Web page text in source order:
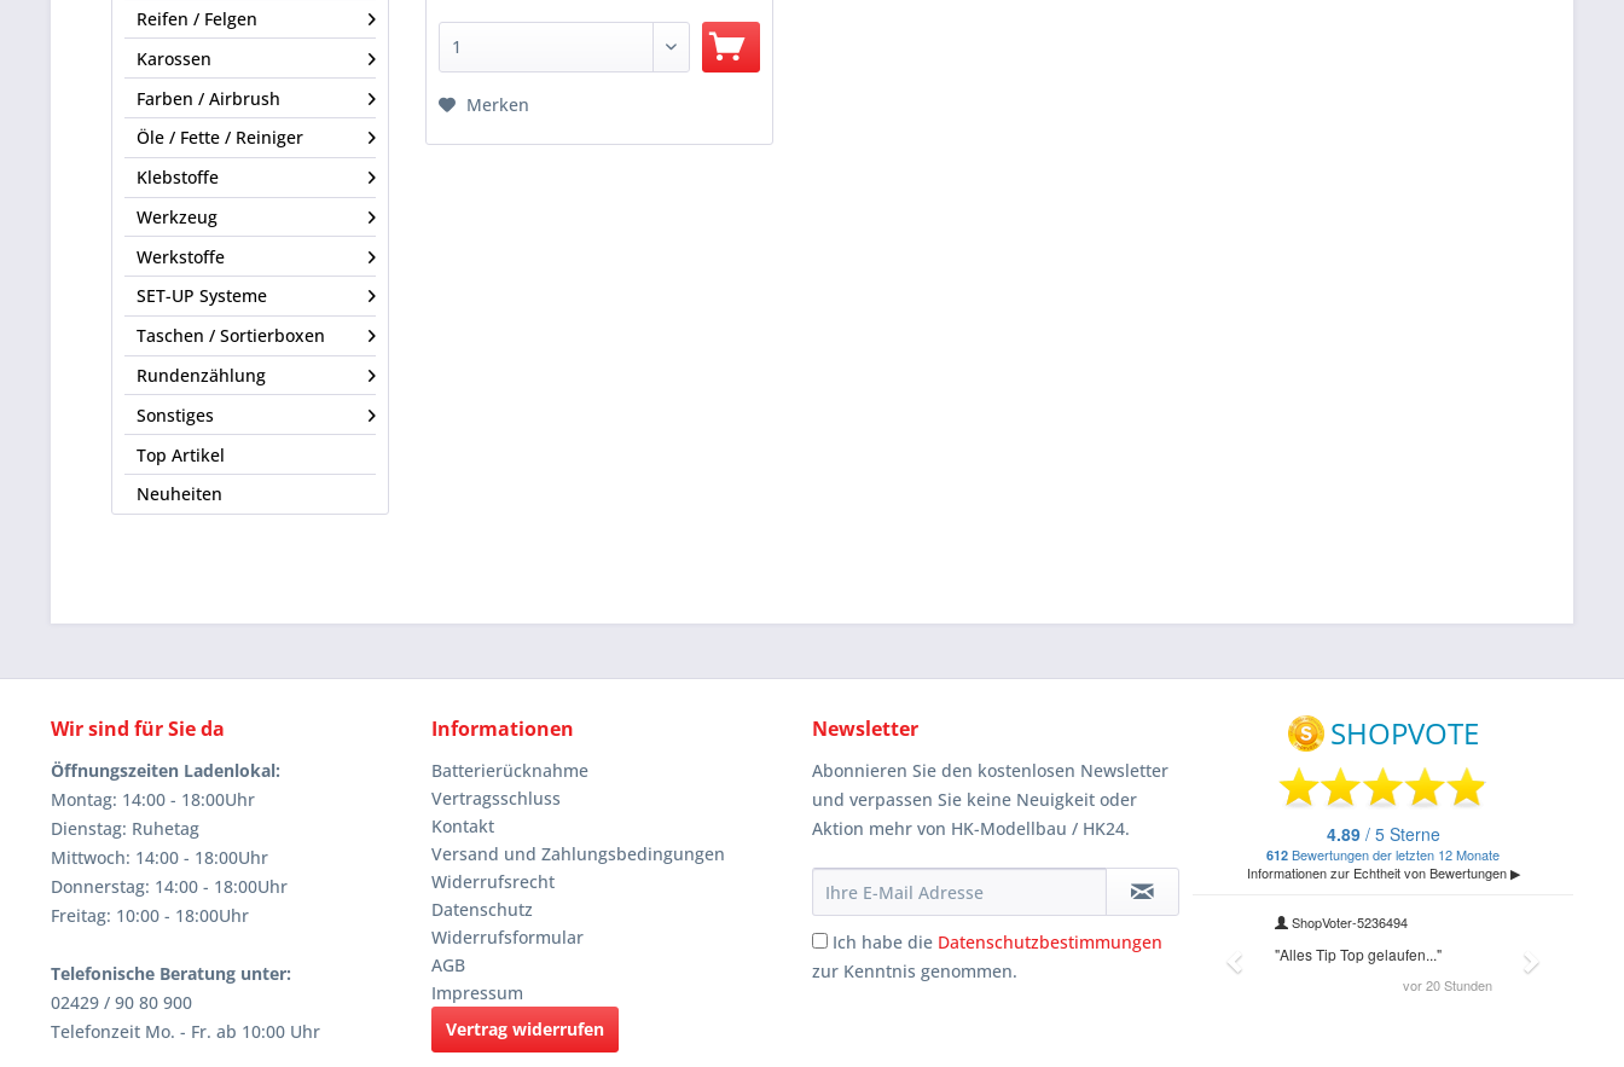
Reifen / Felgen
Karossen
Farben / Airbrush
Öle / Fette / Reiniger
Klebstoffe
Werkzeug
Werkstoffe
SET-UP Systeme
Taschen / Sortierboxen
Rundenzählung
Sonstiges
Top Artikel
Neuheiten
Merken
Wir sind für Sie da
Öffnungszeiten Ladenlokal:
Montag: 14:00 - 18:00Uhr
Dienstag: Ruhetag
Mittwoch: 14:00 - 18:00Uhr
Donnerstag: 14:00 - 18:00Uhr
Freitag: 10:00 - 18:00Uhr
Telefonische Beratung unter:
02429 / 90 80 900
Telefonzeit Mo. - Fr. ab 10:00 Uhr
Informationen
Batterierücknahme
Vertragsschluss
Kontakt
Versand und Zahlungsbedingungen
Widerrufsrecht
Datenschutz
Widerrufsformular
AGB
Impressum
Vertrag widerrufen
Newsletter
Abonnieren Sie den kostenlosen Newsletter
und verpassen Sie keine Neuigkeit oder
Aktion mehr von HK-Modellbau / HK24.
Ich habe die Datenschutzbestimmungen
zur Kenntnis genommen.